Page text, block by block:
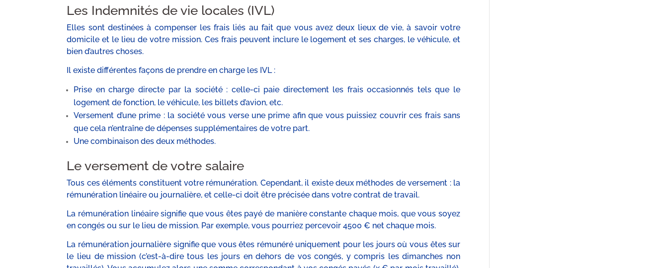
Les Indemnités de vie locales (IVL)
Elles sont destinées à compenser les frais liés au fait que vous avez deux lieux de vie, à savoir votre
domicile et le lieu de votre mission. Ces frais peuvent inclure le logement et ses charges, le véhicule, et
bien d’autres choses.
Il existe différentes façons de prendre en charge les IVL :
Prise en charge directe par la société : celle-ci paie directement les frais occasionnés tels que le
logement de fonction, le véhicule, les billets d’avion, etc.
Versement d’une prime : la société vous verse une prime afin que vous puissiez couvrir ces frais sans
que cela n’entraîne de dépenses supplémentaires de votre part.
Une combinaison des deux méthodes.
Le versement de votre salaire
Tous ces éléments constituent votre rémunération. Cependant, il existe deux méthodes de versement : la
rémunération linéaire ou journalière, et celle-ci doit être précisée dans votre contrat de travail.
La rémunération linéaire signifie que vous êtes payé de manière constante chaque mois, que vous soyez
en congés ou sur le lieu de mission. Par exemple, vous pourriez percevoir 4500 € net chaque mois.
La rémunération journalière signifie que vous êtes rémunéré uniquement pour les jours où vous êtes sur
le lieu de mission (c’est-à-dire tous les jours en dehors de vos congés, y compris les dimanches non